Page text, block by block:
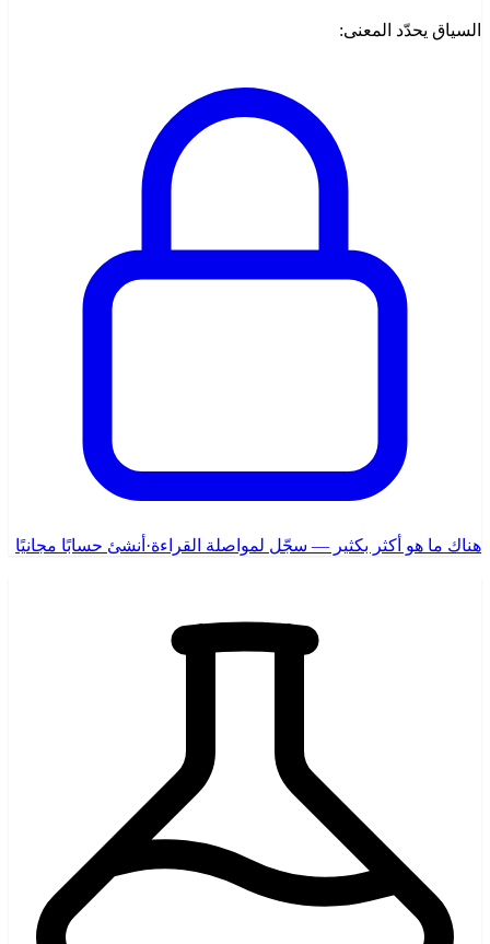
السياق يحدّد المعنى:
هناك ما هو أكثر بكثير — سجّل لمواصلة القراءة· أنشئ حسابًا مجانيًا